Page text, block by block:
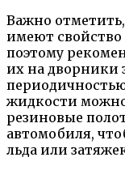
Важно
имеют свойство
поэтому
их на дворники
жидкости
резиновые
автомобиля,
льда или